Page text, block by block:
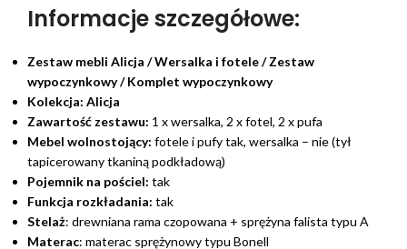
Informacje szczegółowe:
Zestaw mebli Alicja / Wersalka i fotele / Zestaw
wypoczynkowy / Komplet wypoczynkowy
Kolekcja: Alicja
Zawartość zestawu: 1 x wersalka, 2 x fotel, 2 x pufa
Mebel wolnostojący: fotele i pufy tak, wersalka – nie (tył
tapicerowany tkaniną podkładową)
Pojemnik na pościel: tak
Funkcja rozkładania: tak
Stelaż: drewniana rama czopowana + sprężyna falista typu A
Materac: materac sprężynowy typu Bonell